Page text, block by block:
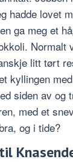
hadde lovet
ga meg et
Normalt
litt tørt
kyllingen
siden av og
med et
og i tide?